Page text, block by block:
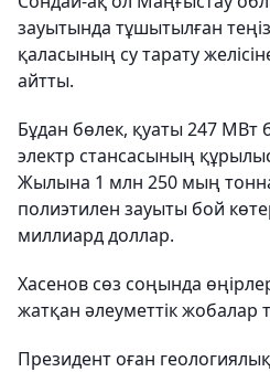
зауытында тұшытылған
қаласының су тарату
айтты.
Бұдан бөлек, қуаты 247 МВт
электр стансасының
Жылына 1 млн 250 мың
полиэтилен зауыты бой
миллиард доллар.
Хасенов сөз соңында
жатқан әлеуметтік жобалар
Президент оған